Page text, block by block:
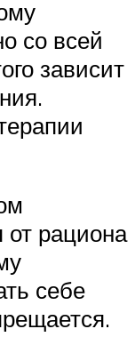
со всей
зависит
от рациона
себе